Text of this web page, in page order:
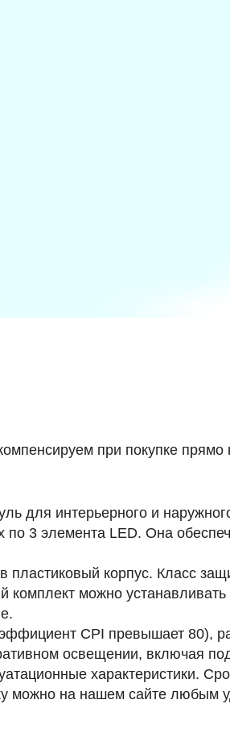
при покупке прямо
для интерьерного и
3 элемента LED. Она
пластиковый корпус. Класс
можно
CPI превышает 80),
освещении, включая
характеристики.
можно на нашем сайте